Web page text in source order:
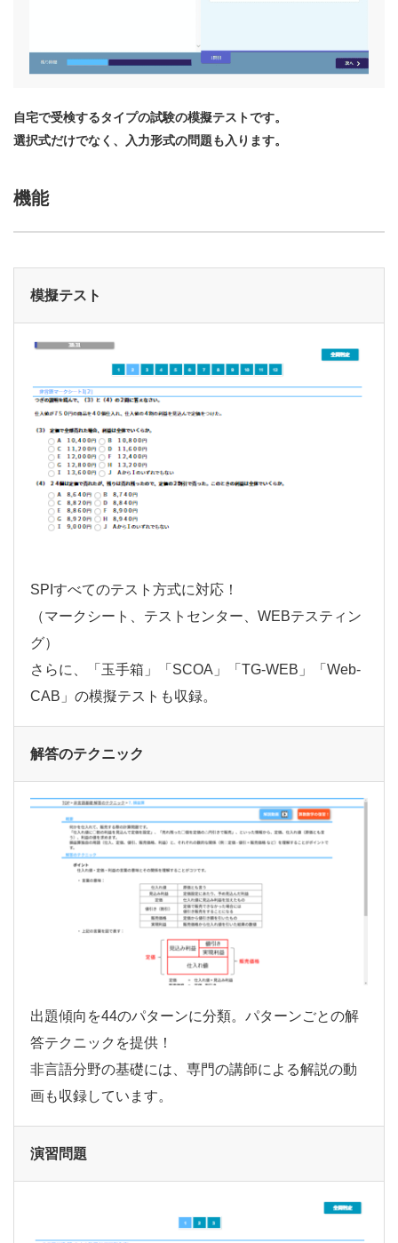
自宅で受検するタイプの試験の模擬テストです。
選択式だけでなく、入力形式の問題も入ります。
機能
模擬テスト
SPIすべてのテスト方式に対応！
（マークシート、テストセンター、WEBテスティン
グ）
さらに、「玉手箱」「SCOA」「TG-WEB」「Web-
CAB」の模擬テストも収録。
解答のテクニック
出題傾向を44のパターンに分類。パターンごとの解
答テクニックを提供！
非言語分野の基礎には、専門の講師による解説の動
画も収録しています。
演習問題